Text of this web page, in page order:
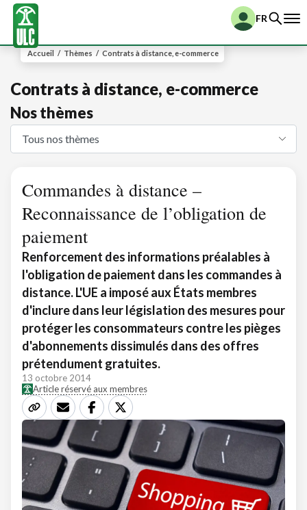
FR
Accueil / Thèmes / Contrats à distance, e-commerce
Contrats à distance, e-commerce
Nos thèmes
Commandes à distance –
Reconnaissance de l’obligation de
paiement
Renforcement des informations préalables à
l'obligation de paiement dans les commandes à
distance. L'UE a imposé aux États membres
d'inclure dans leur législation des mesures pour
protéger les consommateurs contre les pièges
d'abonnements dissimulés dans des offres
prétendument gratuites.
13 octobre 2014
Article réservé aux membres